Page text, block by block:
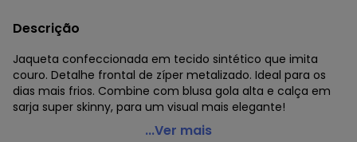
Descrição
Jaqueta confeccionada em tecido sintético que imita
couro. Detalhe frontal de zíper metalizado. Ideal para os
dias mais frios. Combine com blusa gola alta e calça em
sarja super skinny, para um visual mais elegante!
Malwee Plus - Jaqueta Preta em Tecido Sintético
...Ver mais